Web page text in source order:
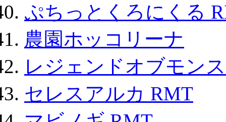
ぷちっとくろにくる
農園ホッコリーナ
レジェンドオブモン
セレスアルカ RMT